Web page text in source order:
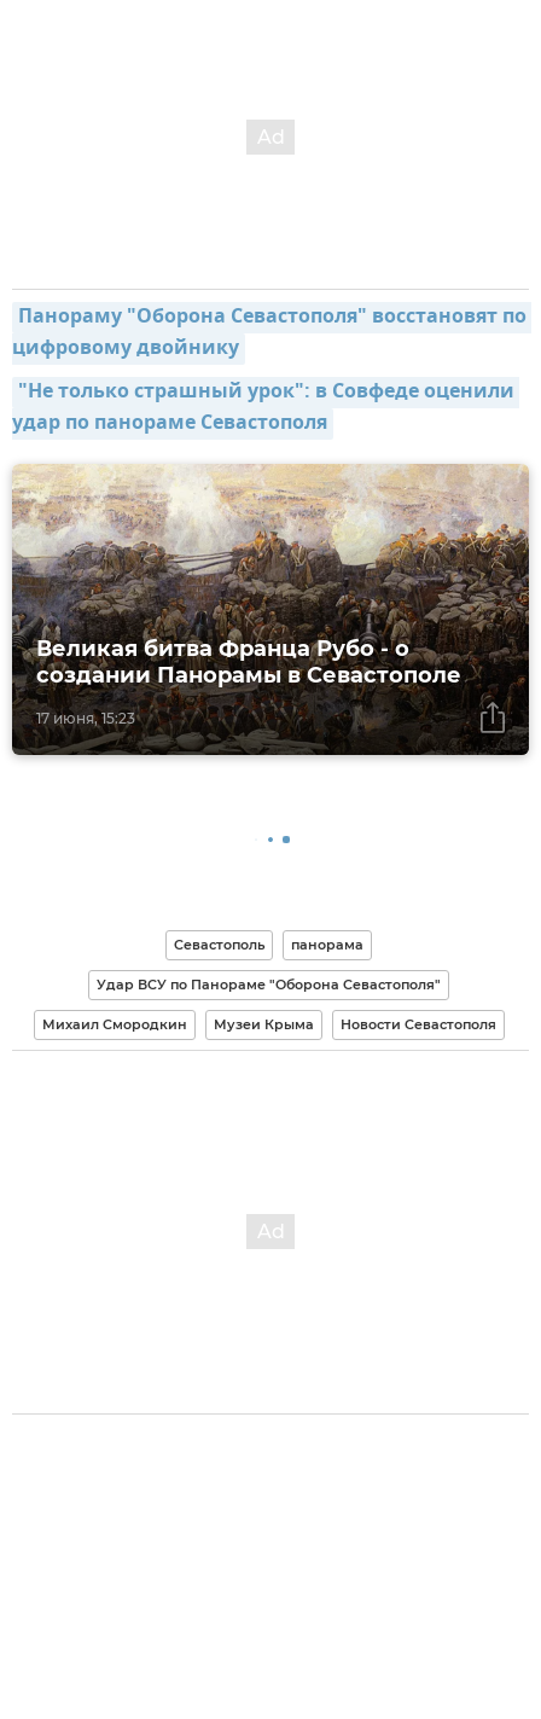
Панораму "Оборона Севастополя" восстановят по
цифровому двойнику
"Не только страшный урок": в Совфеде оценили
удар по панораме Севастополя
17 июня, 15:23
Великая битва Франца Рубо - о
создании Панорамы в Севастополе
Севастополь панорама
Удар ВСУ по Панораме "Оборона Севастополя"
Михаил Смородкин Музеи Крыма Новости Севастополя